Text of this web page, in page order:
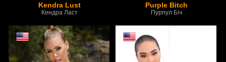
Kendra Lust
Кендра Ласт
Purple Bitch
Пурпул Біч